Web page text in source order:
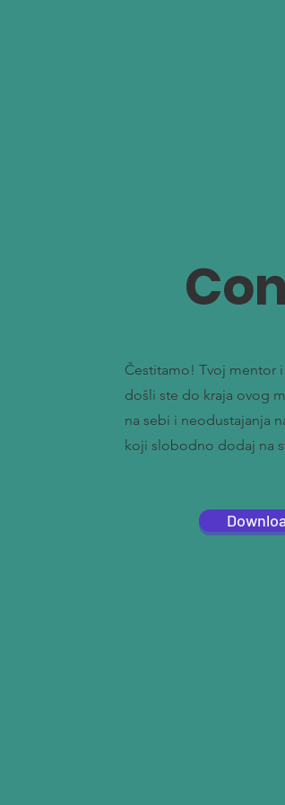
Čestitamo! Tvoj mentor
došli ste do kraja ovog
na sebi i neodustajanja
koji slobodno dodaj na